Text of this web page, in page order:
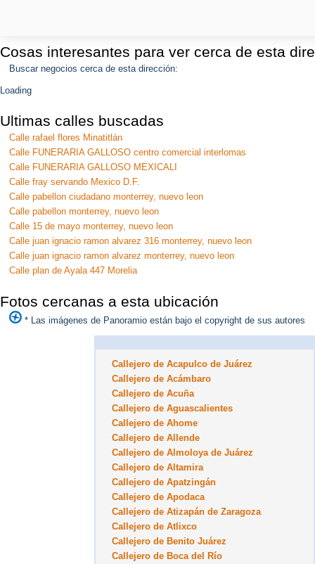
Cosas interesantes para ver cerca de esta
Buscar negocios cerca de esta dirección:
Loading
Ultimas calles buscadas
Calle rafael flores Minatitlán
Calle FUNERARIA GALLOSO centro comercial interlomas
Calle FUNERARIA GALLOSO MEXICALI
Calle fray servando Mexico D.F.
Calle pabellon ciudadano monterrey, nuevo leon
Calle pabellon monterrey, nuevo leon
Calle 15 de mayo monterrey, nuevo leon
Calle juan ignacio ramon alvarez 316 monterrey, nuevo leon
Calle juan ignacio ramon alvarez monterrey, nuevo leon
Calle plan de Ayala 447 Morelia
Fotos cercanas a esta ubicación
* Las imágenes de Panoramio están bajo el copyright de sus autores
Callejero de Acapulco de Juárez
Callejero de Acámbaro
Callejero de Acuña
Callejero de Aguascalientes
Callejero de Ahome
Callejero de Allende
Callejero de Almoloya de Juárez
Callejero de Altamira
Callejero de Apatzingán
Callejero de Apodaca
Callejero de Atizapán de Zaragoza
Callejero de Atlixco
Callejero de Benito Juárez
Callejero de Boca del Río